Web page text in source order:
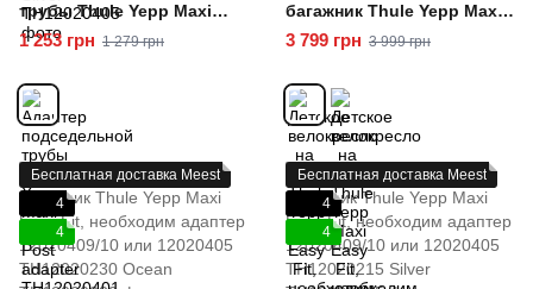
трубы Thule Yepp Maxi
Seat Post adapter
1 253 грн 1 279 грн
багажник Thule Yepp Maxi
Easy Fit, необходим
12020405 TH12020211 Black
3 799 грн 3 999 грн
Бесплатная доставка Meest
4
4
Бесплатная доставка Meest
4
4